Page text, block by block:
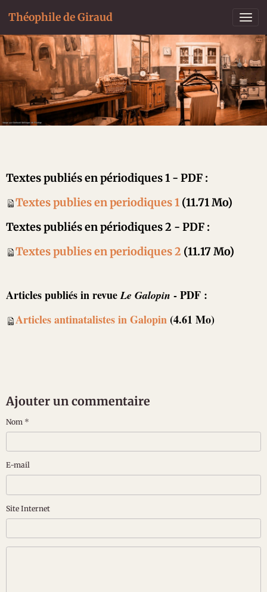
Théophile de Giraud
Textes publiés en périodiques 1 - PDF :
Textes publies en periodiques 1 (11.71 Mo)
Textes publiés en périodiques 2 - PDF :
Textes publies en periodiques 2 (11.17 Mo)
Articles publiés in revueLe Galopin - PDF :
Articles antinatalistes in Galopin(4.61 Mo)
Ajouter un commentaire
Nom
E-mail
Site Internet